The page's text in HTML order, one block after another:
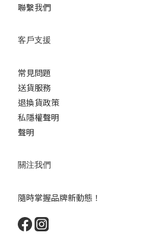
聯繫我們
客戶支援
常見問題
送貨服務
退換貨政策
私隱權聲明
聲明
關注我們
隨時掌握品牌新動態！